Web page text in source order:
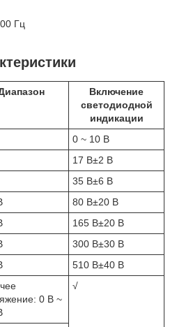
Гц
Включение
светодиодной
индикации
0 ~ 10 В
17 В±2 В
35 В±6 В
80 В±20 В
165 В±20 В
300 В±30 В
510 В±40 В
0 В ~
√